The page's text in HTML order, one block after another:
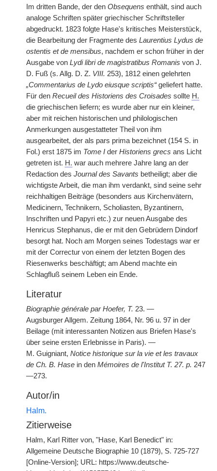
Im dritten Bande, der den Obsequens enthält, sind auch
analoge Schriften später griechischer Schriftsteller
abgedruckt. 1823 folgte Hase's kritisches Meisterstück,
die Bearbeitung der Fragmente des Laurentius Lydus de
ostentis et de mensibus, nachdem er schon früher in der
Ausgabe von Lydi libri de magistratibus Romanis von J.
D. Fuß (s. Allg. D. Z. VIII. 253), 1812 einen gelehrten
„Commentarius de Lydo eiusque scriptis“geliefert hatte.
Für den Recueil des Historiens des Croisades sollte H.
die griechischen liefern; es wurde aber nur ein kleiner,
aber mit reichen historischen und philologischen
Anmerkungen ausgestatteter Theil von ihm
ausgearbeitet, der als pars prima bezeichnet (154 S. in
Fol.) erst 1875 im Tome I der Historiens grecs ans Licht
getreten ist. H. war auch mehrere Jahre lang an der
Redaction des Journal des Savants betheiligt; aber die
wichtigste Arbeit, die man ihm verdankt, sind seine sehr
reichhaltigen Beiträge (besonders aus Kirchenvätern,
Medicinern, Technikern, Scholiasten, Byzantinern,
Inschriften und Papyri etc.) zur neuen Ausgabe des
Henricus Stephanus, die er mit den Gebrüdern Dindorf
besorgt hat. Noch am Morgen seines Todestags war er
mit der Correctur von einem der letzten Bogen des
Riesenwerks beschäftigt; am Abend machte ein
Schlagfluß seinem Leben ein Ende.
Literatur
Biographie générale par Hoefer, T. 23. —
Augsburger Allgem. Zeitung 1864, Nr. 96 u. 97 in der
Beilage (mit interessanten Notizen aus Briefen Hase's
über seine ersten Erlebnisse in Paris). —
M. Guigniant, Notice historique sur la vie et les travaux
de Ch. B. Hase in den Mémoires de l'Institut T. 27. p. 247
—273.
Autor/in
Halm.
Zitierweise
Halm, Karl Ritter von, "Hase, Karl Benedict" in:
Allgemeine Deutsche Biographie 10 (1879), S. 725-727
[Online-Version]; URL: https://www.deutsche-